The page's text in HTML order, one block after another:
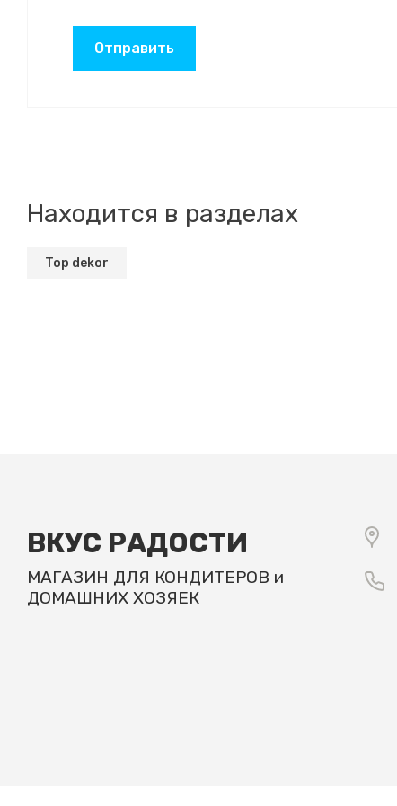
Отправить
Находится в разделах
Top dekor
ВКУС РАДОСТИ
МАГАЗИН ДЛЯ КОНДИТЕРОВ и
ДОМАШНИХ ХОЗЯЕК